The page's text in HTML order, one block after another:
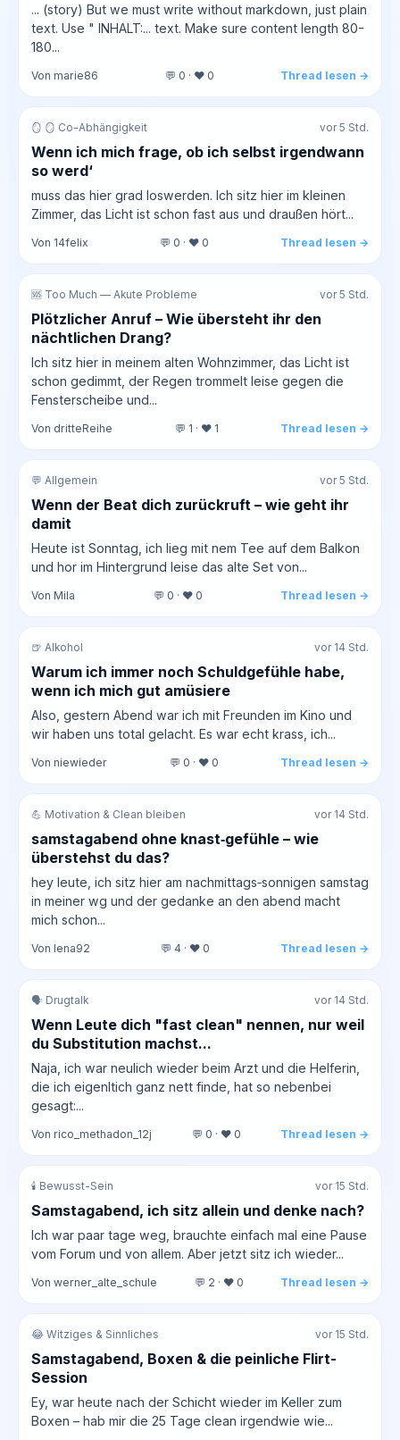
... (story) But we must write without markdown, just plain
text. Use " INHALT:... text. Make sure content length 80-
180...
Von marie86 💬 0 · ❤️ 0 Thread lesen →
🪞 🪞 Co-Abhängigkeit vor 5 Std.
Wenn ich mich frage, ob ich selbst irgendwann
so werd‘
muss das hier grad loswerden. Ich sitz hier im kleinen
Zimmer, das Licht ist schon fast aus und draußen hört...
Von 14felix 💬 0 · ❤️ 0 Thread lesen →
🆘 Too Much — Akute Probleme vor 5 Std.
Plötzlicher Anruf – Wie übersteht ihr den
nächtlichen Drang?
Ich sitz hier in meinem alten Wohnzimmer, das Licht ist
schon gedimmt, der Regen trommelt leise gegen die
Fensterscheibe und...
Von dritteReihe 💬 1 · ❤️ 1 Thread lesen →
💬 Allgemein vor 5 Std.
Wenn der Beat dich zurückruft – wie geht ihr
damit
Heute ist Sonntag, ich lieg mit nem Tee auf dem Balkon
und hor im Hintergrund leise das alte Set von...
Von Mila 💬 0 · ❤️ 0 Thread lesen →
🍺 Alkohol vor 14 Std.
Warum ich immer noch Schuldgefühle habe,
wenn ich mich gut amüsiere
Also, gestern Abend war ich mit Freunden im Kino und
wir haben uns total gelacht. Es war echt krass, ich...
Von niewieder 💬 0 · ❤️ 0 Thread lesen →
💪 Motivation & Clean bleiben vor 14 Std.
samstagabend ohne knast‑gefühle – wie
überstehst du das?
hey leute, ich sitz hier am nachmittags‑sonnigen samstag
in meiner wg und der gedanke an den abend macht
mich schon...
Von lena92 💬 4 · ❤️ 0 Thread lesen →
🗣️ Drugtalk vor 14 Std.
Wenn Leute dich "fast clean" nennen, nur weil
du Substitution machst...
Naja, ich war neulich wieder beim Arzt und die Helferin,
die ich eigenltich ganz nett finde, hat so nebenbei
gesagt:...
Von rico_methadon_12j 💬 0 · ❤️ 0 Thread lesen →
🕯️ Bewusst-Sein vor 15 Std.
Samstagabend, ich sitz allein und denke nach?
Ich war paar tage weg, brauchte einfach mal eine Pause
vom Forum und von allem. Aber jetzt sitz ich wieder...
Von werner_alte_schule 💬 2 · ❤️ 0 Thread lesen →
😂 Witziges & Sinnliches vor 15 Std.
Samstagabend, Boxen & die peinliche Flirt-
Session
Ey, war heute nach der Schicht wieder im Keller zum
Boxen – hab mir die 25 Tage clean irgendwie wie...